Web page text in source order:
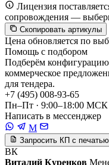
Лицензия
сопровождения —
Скопировать артикулы
Цена обновляется по
Помощь с подбором
Подберём
коммерческое
для тендера.
+7 (495) 008-93-65
Пн–Пт · 9:00–18:00 МСК
Написать в мессенджер
M
Запросить КП с печатью
ВК
Виталий Куренков